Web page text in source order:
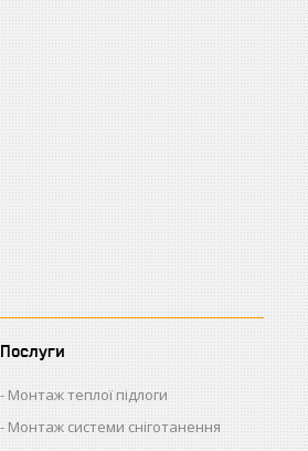
Послуги
Монтаж теплої підлоги
Монтаж системи сніготанення